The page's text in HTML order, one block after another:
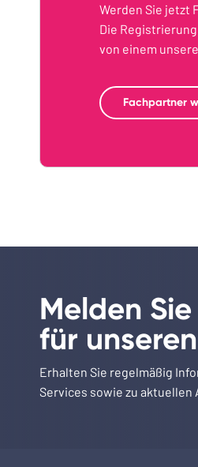
Werden Sie jetzt
Die
von einem
Fachpartner
Melden
für
Erhalten Sie regelmäßig
Services sowie zu aktuellen